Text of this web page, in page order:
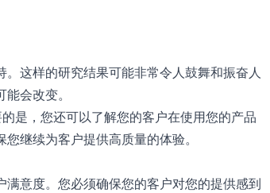
这样的研究结果可能非常令人鼓舞和振奋人
会改变。
是，您还可以了解您的客户在使用您的产品
继续为客户提供高质量的体验。
意度。您必须确保您的客户对您的提供感到